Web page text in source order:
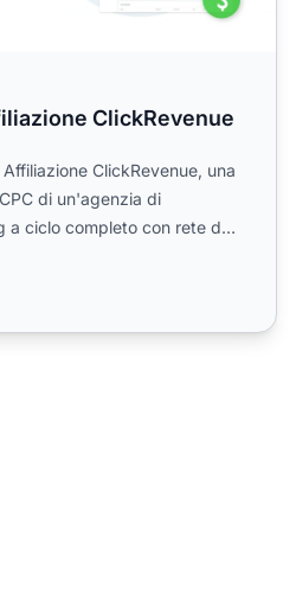
ClickRevenue
ClickRevenue, una
di un'agenzia di
a ciclo completo con rete di